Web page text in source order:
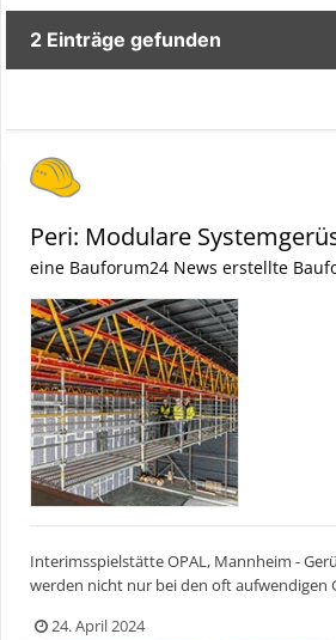
2 Einträge gefunden
Peri: Modulare
eine Bauforum24 News erstellte
Interimsspielstätte OPAL, Mannheim -
werden nicht nur bei den oft aufwendigen
währenddessen notwendigen
24. April 2024